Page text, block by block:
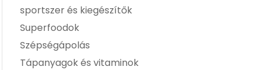
sportszer és kiegészítők
Superfoodok
Szépségápolás
Tápanyagok és vitaminok